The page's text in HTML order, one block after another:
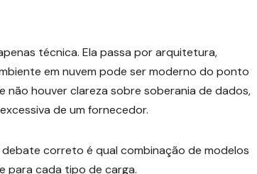
técnica. Ela passa por arquitetura,
em nuvem pode ser moderno do ponto
não houver clareza sobre soberania de dados,
de um fornecedor.
correto é qual combinação de modelos
para cada tipo de carga.